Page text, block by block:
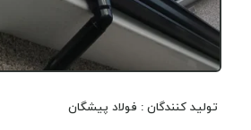
تولید کنندگان : فولاد پیشگان